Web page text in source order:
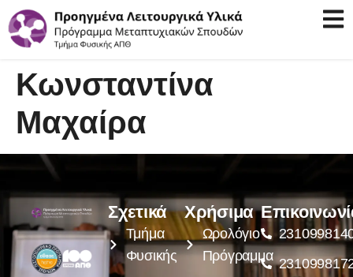
Κωνσταντίνα
Μαχαίρα
Σχετικά
Τμήμα
Φυσικής
Χρήσιμα
Ωρολόγιο
Πρόγραμμα